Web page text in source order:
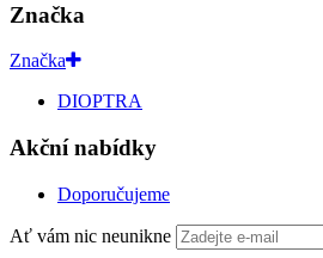
Značka
Značka
DIOPTRA
Akční nabídky
Doporučujeme
Ať vám nic neunikne